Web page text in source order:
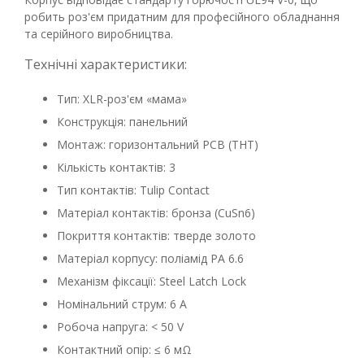
робить роз'єм придатним для професійного обладнання
та серійного виробництва.
Технічні характеристики:
Тип: XLR-роз'єм «мама»
Конструкція: панельний
Монтаж: горизонтальний PCB (THT)
Кількість контактів: 3
Тип контактів: Tulip Contact
Матеріал контактів: бронза (CuSn6)
Покриття контактів: тверде золото
Матеріал корпусу: поліамід PA 6.6
Механізм фіксації: Steel Latch Lock
Номінальний струм: 6 A
Робоча напруга: < 50 V
Контактний опір: ≤ 6 мΩ